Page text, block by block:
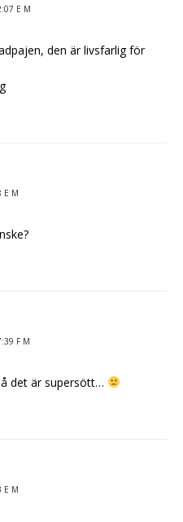
E M
den är livsfarlig för
E M
F M
det är supersött…
E M